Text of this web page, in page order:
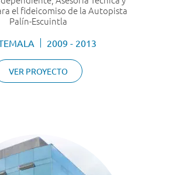
el fideicomiso de la Autopista
Palín-Escuintla
2009 - 2013
VER PROYECTO